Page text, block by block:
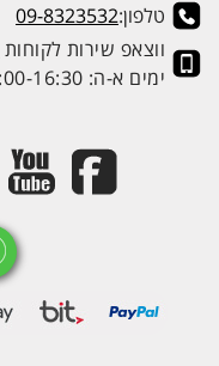
טלפון:09-8323532
ווצאפ שירות לקוחות
ימים א-ה: 9:00-16:30